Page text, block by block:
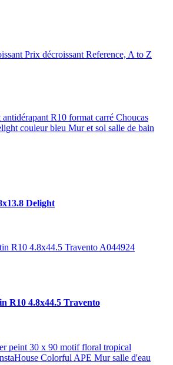
Prix décroissant Reference, A to Z
Delight
R10 4.8x44.5 Travento